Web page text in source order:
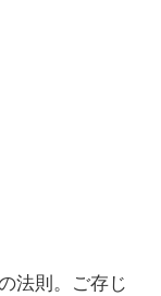
法則。ご存じ